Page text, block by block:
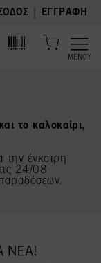
ΕΓΓΡΑΦΉ
ΜΕΝΟΎ
το καλοκαίρι,
την έγκαιρη
24/08